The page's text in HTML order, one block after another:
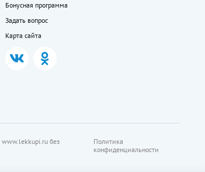
Бонусная программа
Задать вопрос
Карта сайта
www.lekkupi.ru без
Политика
конфиденциальности